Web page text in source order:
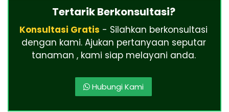
Tertarik Berkonsultasi?
Konsultasi Gratis - Silahkan berkonsultasi
dengan kami. Ajukan pertanyaan seputar
tanaman , kami siap melayani anda.
Hubungi Kami